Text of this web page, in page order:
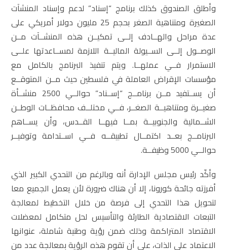
وأطلق الصندوق كذلك برنامج “إسناد” لدعم وإسناد المنشآت
الصغيرة ومتناهية الصغر بحجم 25 مليون دولار أمريكي على
عدة مراحل والهــادف إلــى تمكيــن هذه المنشــآت مــن
الوصــول إلــى الســيولة الماليــة اللازمة لمســاعدتها علــى
الاستمرار فــي عملهــا. ويتم تنفيذ البرنامج بالكامل مع
مؤسسات الإقراض العاملة في فلسطين حيث مــن المتوقــع
أن يســتفيد مــن برنامــج “إســناد” حوالــي 2500 منشــأة
صغيــرة ومتناهيــة الصغــر، فــي مختلــف محافظــات الوطــن
الشــمالية والجنوبيــة بمــا فيهــا القــدس، وأن يســاهم
البرنامــج بعــد اكتمــال تطبيقــه فــي اســتدامة وتوفيــر
حوالــي 5000 وظيفــة.
وأكّد رئيس مجلس الإدارة أنه وبالرغم من التحدي الكبير الذي
أفرزته جائحة كورونا، إلا أن هناك ضرورة لأن يعمل الجميع معا
لتحويل هذا التحدي إلى فرصة من خلال التخطيط لمعالجة
التبعات الاقتصادية الطارئة والتأسيس لحل متكامل لمعضلات
الاقتصاد المتراكمة وذلك ضمن رؤية وطنية شاملة، عنوانها
الاعتماد على الذات، على أن تقوم هذه الرؤية بمعالجة عدد من